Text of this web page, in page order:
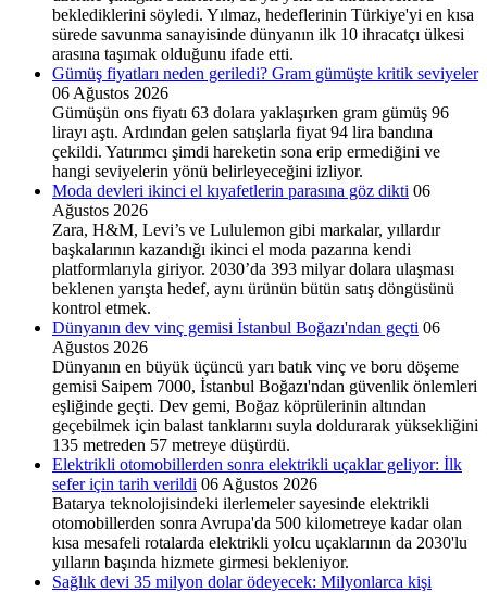
beklediklerini söyledi. Yılmaz, hedeflerinin Türkiye'yi en kısa
sürede savunma sanayisinde dünyanın ilk 10 ihracatçı ülkesi
arasına taşımak olduğunu ifade etti.
Gümüş fiyatları neden geriledi? Gram gümüşte kritik seviyeler
06 Ağustos 2026
Gümüşün ons fiyatı 63 dolara yaklaşırken gram gümüş 96
lirayı aştı. Ardından gelen satışlarla fiyat 94 lira bandına
çekildi. Yatırımcı şimdi hareketin sona erip ermediğini ve
hangi seviyelerin yönü belirleyeceğini izliyor.
Moda devleri ikinci el kıyafetlerin parasına göz dikti 06
Ağustos 2026
Zara, H&M, Levi’s ve Lululemon gibi markalar, yıllardır
başkalarının kazandığı ikinci el moda pazarına kendi
platformlarıyla giriyor. 2030’da 393 milyar dolara ulaşması
beklenen yarışta hedef, aynı ürünün bütün satış döngüsünü
kontrol etmek.
Dünyanın dev vinç gemisi İstanbul Boğazı'ndan geçti 06
Ağustos 2026
Dünyanın en büyük üçüncü yarı batık vinç ve boru döşeme
gemisi Saipem 7000, İstanbul Boğazı'ndan güvenlik önlemleri
eşliğinde geçti. Dev gemi, Boğaz köprülerinin altından
geçebilmek için balast tanklarını suyla doldurarak yüksekliğini
135 metreden 57 metreye düşürdü.
Elektrikli otomobillerden sonra elektrikli uçaklar geliyor: İlk
sefer için tarih verildi 06 Ağustos 2026
Batarya teknolojisindeki ilerlemeler sayesinde elektrikli
otomobillerden sonra Avrupa'da 500 kilometreye kadar olan
kısa mesafeli rotalarda elektrikli yolcu uçaklarının da 2030'lu
yılların başında hizmete girmesi bekleniyor.
Sağlık devi 35 milyon dolar ödeyecek: Milyonlarca kişi